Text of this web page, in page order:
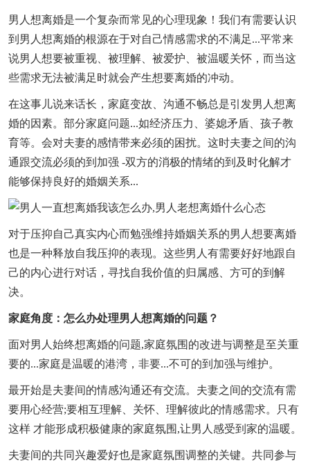
男人想离婚是一个复杂而常见的心理现象！我们有需要认识
到男人想离婚的根源在于对自己情感需求的不满足...平常来
说男人想要被重视、被理解、被爱护、被温暖关怀，而当这
些需求无法被满足时就会产生想要离婚的冲动。
在这事儿说来话长，家庭变故、沟通不畅总是引发男人想离
婚的因素。部分家庭问题...如经济压力、婆媳矛盾、孩子教
育等。会对夫妻的感情带来必须的困扰。这时夫妻之间的沟
通跟交流必须的到加强 -双方的消极的情绪的到及时化解才
能够保持良好的婚姻关系...
对于压抑自己真实内心而勉强维持婚姻关系的男人想要离婚
也是一种释放自我压抑的表现。这些男人有需要好好地跟自
己的内心进行对话，寻找自我价值的归属感、方可的到解
决。
家庭角度：怎么办处理男人想离婚的问题？
面对男人始终想离婚的问题,家庭氛围的改进与调整是至关重
要的...家庭是温暖的港湾，非要...不可的到加强与维护。
最开始是夫妻间的情感沟通还有交流。夫妻之间的交流有需
要用心经营;要相互理解、关怀、理解彼此的情感需求。只有
这样 才能形成积极健康的家庭氛围,让男人感受到家的温暖。
夫妻间的共同兴趣爱好也是家庭氛围调整的关键。共同参与